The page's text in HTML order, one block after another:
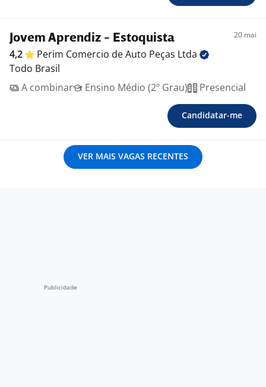
Jovem Aprendiz - Estoquista 20 mai
4,2 Perim Comercio de Auto Peças Ltda
Todo Brasil
A combinar
Ensino Médio (2º Grau) Presencial
Candidatar-me
VER MAIS VAGAS RECENTES